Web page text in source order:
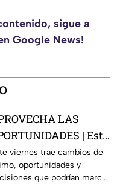
sigue a
Google News!
LAS
| Este
el horóscopo de hoy
7 de agosto
viernes trae cambios de
oportunidades y
que podrían marcar